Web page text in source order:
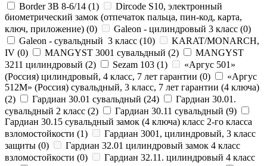
Border ЗВ 8-6/14 (1)
Dircode S10, электронный
биометрический замок (отпечаток пальца, пин-код, карта,
ключ, приложение) (0) Galeon - цилиндровый 3 класс (0)
Galeon - сувальдный 3 класс (10)
KARAT/MONARCH,
IV (0) MANGYST 3001 сувальдный (2)
MANGYST
3211 цилиндровый (2) Sezam 103 (1)
«Аргус 501»
(Россия) цилиндровый, 4 класс, 7 лет гарантии (0)
«Аргус
512М» (Россия) сувальдный, 3 класс, 7 лет гарантии (4 ключа)
(2) Гардиан 30.01 сувальдный (24)
Гардиан 30.01.
сувальдный 2 класс (2) Гардиан 30.11 сувальдный (9)
Гардиан 30.15 сувальдный замок (4 ключа) класс 2-го класса
взломостойкости (1)
Гардиан 3001, цилиндровый, 3 класс
защиты (0)
Гардиан 32.01 цилиндровый замок 4 класс
взломостойкости (0)
Гардиан 32.11. цилиндровый 4 класс